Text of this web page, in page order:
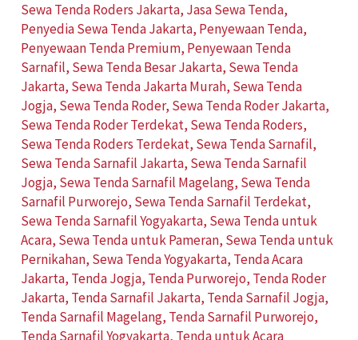
Sewa Tenda Roders Jakarta, Jasa Sewa Tenda,
Penyedia Sewa Tenda Jakarta, Penyewaan Tenda,
Penyewaan Tenda Premium, Penyewaan Tenda
Sarnafil, Sewa Tenda Besar Jakarta, Sewa Tenda
Jakarta, Sewa Tenda Jakarta Murah, Sewa Tenda
Jogja, Sewa Tenda Roder, Sewa Tenda Roder Jakarta,
Sewa Tenda Roder Terdekat, Sewa Tenda Roders,
Sewa Tenda Roders Terdekat, Sewa Tenda Sarnafil,
Sewa Tenda Sarnafil Jakarta, Sewa Tenda Sarnafil
Jogja, Sewa Tenda Sarnafil Magelang, Sewa Tenda
Sarnafil Purworejo, Sewa Tenda Sarnafil Terdekat,
Sewa Tenda Sarnafil Yogyakarta, Sewa Tenda untuk
Acara, Sewa Tenda untuk Pameran, Sewa Tenda untuk
Pernikahan, Sewa Tenda Yogyakarta, Tenda Acara
Jakarta, Tenda Jogja, Tenda Purworejo, Tenda Roder
Jakarta, Tenda Sarnafil Jakarta, Tenda Sarnafil Jogja,
Tenda Sarnafil Magelang, Tenda Sarnafil Purworejo,
Tenda Sarnafil Yogyakarta, Tenda untuk Acara